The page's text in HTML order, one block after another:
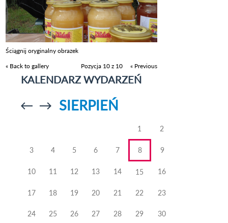
Ściągnij oryginalny obrazek
« Back to gallery
Pozycja 10 z 10 « Previous
KALENDARZ WYDARZEŃ
Przejdź doPrzejdź do
SIERPIEŃ
1 2
3 4 5 6 7 8 9
10 11 12 13 14 15 16
17 18 19 20 21 22 23
24 25 26 27 28 29 30